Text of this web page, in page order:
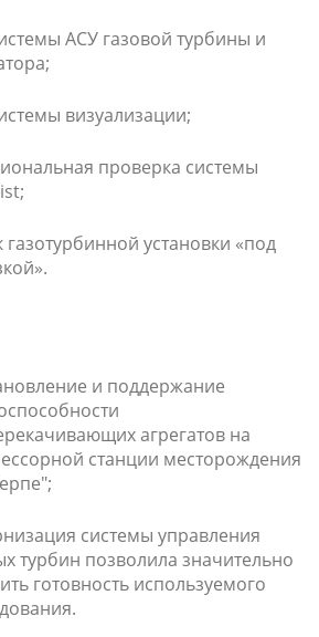
АСУ газовой турбины и
визуализации;
проверка системы
газотурбинной установки «под
и поддержание
агрегатов на
станции месторождения
системы управления
турбин позволила значительно
готовность используемого